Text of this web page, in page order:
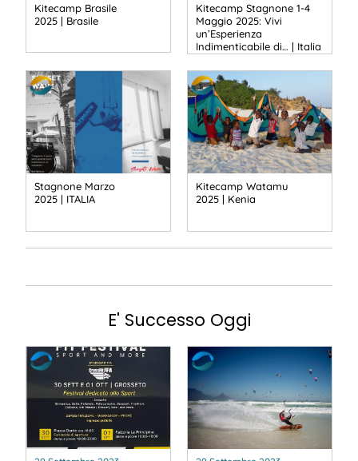
Kitecamp Brasile
2025 | Brasile
Kitecamp Stagnone 1-4
Maggio 2025: Vivi
un’Esperienza
Indimenticabile di… | Italia
Stagnone Marzo
2025 | ITALIA
Kitecamp Watamu
2025 | Kenia
E' Successo Oggi